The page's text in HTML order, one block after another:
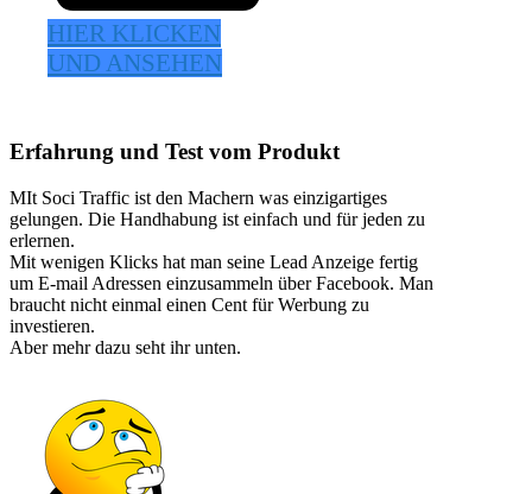
HIER KLICKEN
UND ANSEHEN
Erfahrung und Test vom Produkt
MIt Soci Traffic ist den Machern was einzigartiges
gelungen. Die Handhabung ist einfach und für jeden zu
erlernen.
Mit wenigen Klicks hat man seine Lead Anzeige fertig
um E-mail Adressen einzusammeln über Facebook. Man
braucht nicht einmal einen Cent für Werbung zu
investieren.
Aber mehr dazu seht ihr unten.